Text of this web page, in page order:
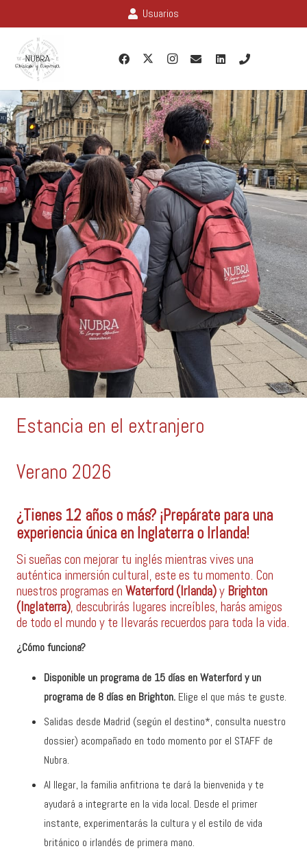
Usuarios
Estancia en el extranjero
Verano 2026
¿Tienes 12 años o más? ¡Prepárate para una
experiencia única en Inglaterra o Irlanda!
Si sueñas con mejorar tu inglés mientras vives una
auténtica inmersión cultural, este es tu momento. Con
nuestros programas en Waterford (Irlanda)y Brighton
(Inglaterra), descubrirás lugares increíbles, harás amigos
de todo el mundo y te llevarás recuerdos para toda la vida.
¿Cómo funciona?
Disponible un programa de 15 días en Waterford y un
programa de 8 días en Brighton. Elige el que más te guste.
Salidas desde Madrid (según el destino*, consulta nuestro
dossier) acompañado en todo momento por el STAFF de
Nubra.
Al llegar, la familia anfitriona te dará la bienvenida y te
ayudará a integrarte en la vida local. Desde el primer
instante, experimentarás la cultura y el estilo de vida
británico o irlandés de primera mano.